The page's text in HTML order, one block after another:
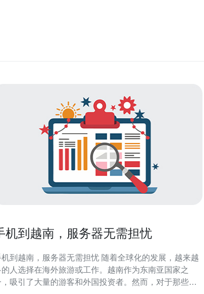
机到越南，服务器无需担忧
到越南，服务器无需担忧 随着全球化的发展，越来越
的人选择在海外旅游或工作。越南作为东南亚国家之
，吸引了大量的游客和外国投资者。然而，对于那些想